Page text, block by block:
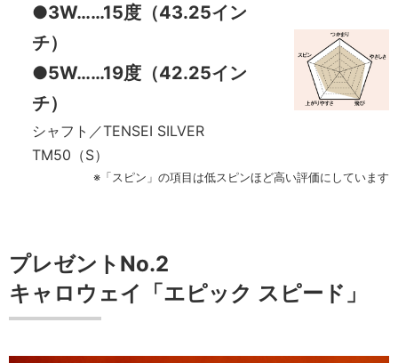
●3W……15度（43.25イン
チ）
●5W……19度（42.25イン
チ）
シャフト／TENSEI SILVER
TM50（S）
※「スピン」の項目は低スピンほど高い評価にしています
プレゼントNo.2
キャロウェイ「エピック スピード」